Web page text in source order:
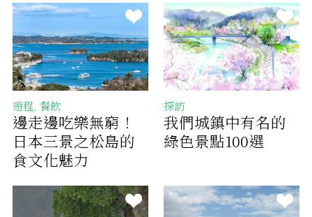
遊程, 餐飲
邊走邊吃樂無窮！
日本三景之松島的
食文化魅力
探訪
我們城鎮中有名的
綠色景點100選